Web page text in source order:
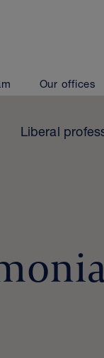
Liberal
Our offices